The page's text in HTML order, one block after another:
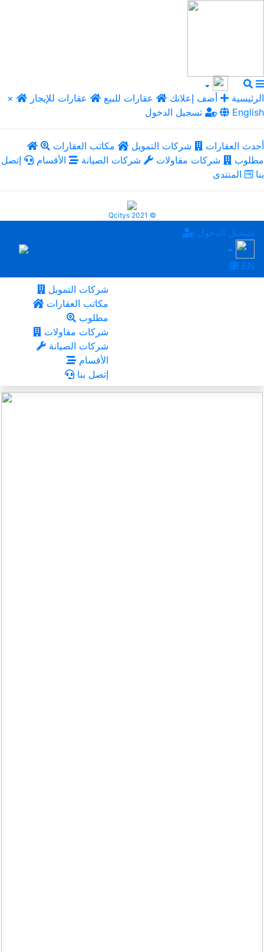
× الرئيسية أضف إعلانك عقارات للبيع
عقارات للإيجار
تسجيل الدخول
English
أحدث العقارات شركات التمويل
مكاتب العقارات
مطلوب
شركات مقاولات شركات الصيانة الأقسام
إتصل
بنا
المنتدى
Qcitys 2021 ©
تسجيل الدخول
EN
شركات التمويل
مكاتب العقارات
مطلوب
شركات مقاولات
شركات الصيانة
الأقسام
إتصل بنا